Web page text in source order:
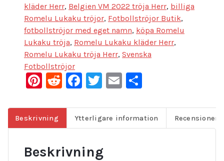
kläder Herr, Belgien VM 2022 tröja Herr, billiga
Romelu Lukaku tröjor, Fotbollströjor Butik,
fotbollströjor med eget namn, köpa Romelu
Lukaku tröja, Romelu Lukaku kläder Herr,
Romelu Lukaku tröja Herr, Svenska
Fotbollströjor
Pinterest
Reddit
Facebook
Twitter
Email
Beskrivning Ytterligare information Recensioner
Beskrivning